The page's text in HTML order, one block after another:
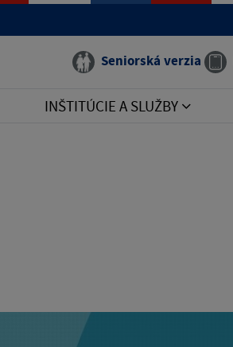
Seniorská verzia
INŠTITÚCIE A SLUŽBY